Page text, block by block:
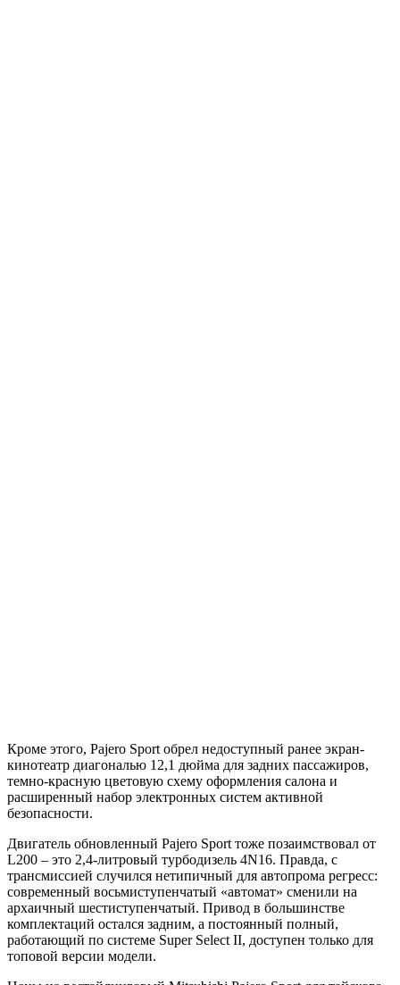
Кроме этого, Pajero Sport обрел недоступный ранее экран-
кинотеатр диагональю 12,1 дюйма для задних пассажиров,
темно-красную цветовую схему оформления салона и
расширенный набор электронных систем активной
безопасности.
Двигатель обновленный Pajero Sport тоже позаимствовал от
L200 – это 2,4-литровый турбодизель 4N16. Правда, с
трансмиссией случился нетипичный для автопрома регресс:
современный восьмиступенчатый «автомат» сменили на
архаичный шестиступенчатый. Привод в большинстве
комплектаций остался задним, а постоянный полный,
работающий по системе Super Select II, доступен только для
топовой версии модели.